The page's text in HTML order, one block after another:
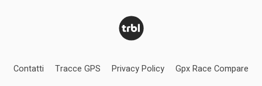
Contatti Tracce GPS Privacy Policy Gpx Race Compare